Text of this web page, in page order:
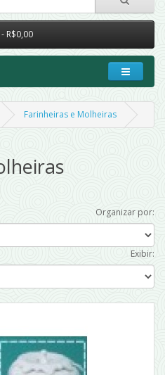
R$0,00
Farinheiras e Molheiras
Organizar por:
Exibir: